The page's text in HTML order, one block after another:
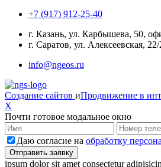
+7 (917) 912-25-40
г. Казань, ул. Карбышева, 50,
г. Саратов, ул. Алексеевская,
info@ngeos.ru
Создание сайтов иПродвижение в
X
Почти готовое модальное окно
Даю согласие на обработку
ipsum dolor sit amet consectetur